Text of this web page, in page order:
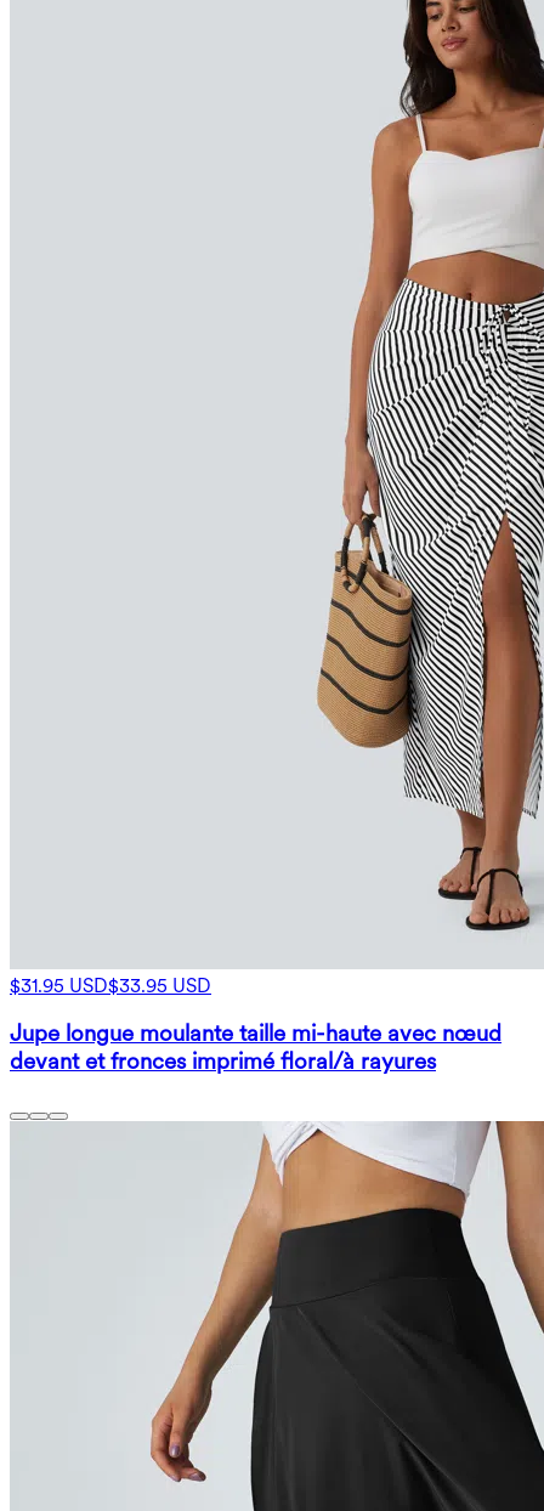
$31.95 USD$33.95 USD
Jupe longue moulante taille mi-haute avec nœud
devant et fronces imprimé floral/à rayures